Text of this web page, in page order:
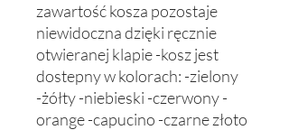
zawartość kosza pozostaje
niewidoczna dzięki ręcznie
otwieranej klapie -kosz jest
dostepny w kolorach: -zielony
-żółty -niebieski -czerwony -
orange -capucino -czarne złoto